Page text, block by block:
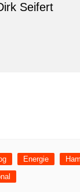
Seifert
Energie